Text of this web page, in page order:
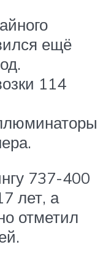
ещё
114
737-400
лет, а
отметил